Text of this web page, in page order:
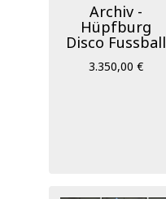
Archiv -
Hüpfburg
Disco Fussball
3.350,00 €